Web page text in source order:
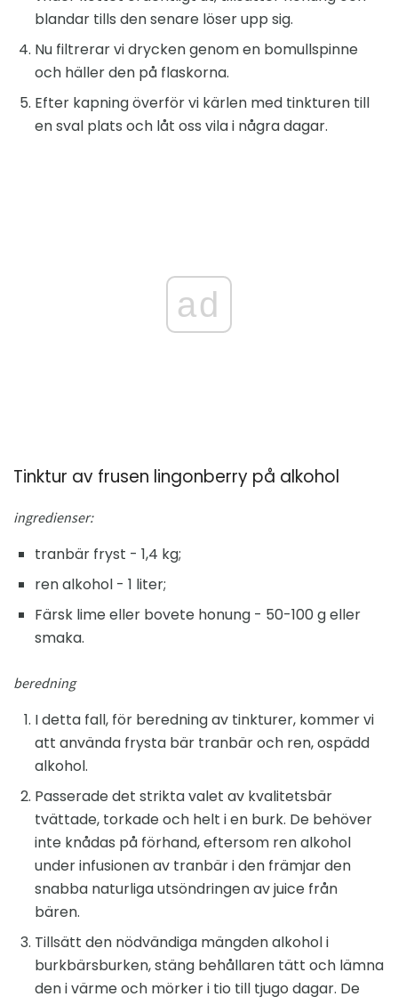
blandar tills den senare löser upp sig.
Nu filtrerar vi drycken genom en bomullspinne
och häller den på flaskorna.
Efter kapning överför vi kärlen med tinkturen till
en sval plats och låt oss vila i några dagar.
ad
Tinktur av frusen lingonberry på alkohol
ingredienser:
tranbär fryst - 1,4 kg;
ren alkohol - 1 liter;
Färsk lime eller bovete honung - 50-100 g eller
smaka.
beredning
I detta fall, för beredning av tinkturer, kommer vi
att använda frysta bär tranbär och ren, ospädd
alkohol.
Passerade det strikta valet av kvalitetsbär
tvättade, torkade och helt i en burk. De behöver
inte knådas på förhand, eftersom ren alkohol
under infusionen av tranbär i den främjar den
snabba naturliga utsöndringen av juice från
bären.
Tillsätt den nödvändiga mängden alkohol i
burkbärsburken, stäng behållaren tätt och lämna
den i värme och mörker i tio till tjugo dagar. De